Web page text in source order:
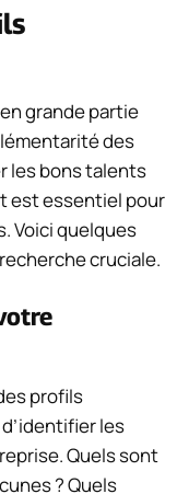
grande partie
des
les bons talents
est essentiel pour
Voici quelques
cruciale.
profils
les
Quels sont
? Quels